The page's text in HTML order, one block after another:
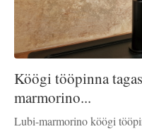
Köögi tööpinna
marmorino...
Lubi-marmorino köögi